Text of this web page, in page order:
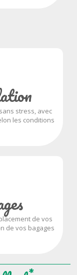
stress, avec
les conditions
de vos
de vos bagages